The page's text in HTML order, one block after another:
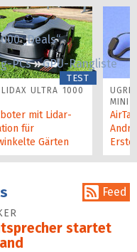
„Deals“
PCs
GPU-Rangliste
TEST
ULTRA 1000
mit Lidar-
für
Gärten
MINI
Feed
startet